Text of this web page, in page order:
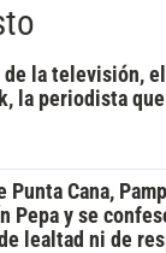
de la televisión,
la periodista
Punta Cana,
Pepa y se
lealtad ni de